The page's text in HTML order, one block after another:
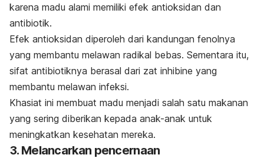
karena madu alami memiliki efek antioksidan dan
antibiotik.
Efek antioksidan diperoleh dari kandungan fenolnya
yang membantu melawan radikal bebas. Sementara itu,
sifat antibiotiknya berasal dari zat inhibine yang
membantu melawan infeksi.
Khasiat ini membuat madu menjadi salah satu makanan
yang sering diberikan kepada anak-anak untuk
meningkatkan kesehatan mereka.
3. Melancarkan pencernaan